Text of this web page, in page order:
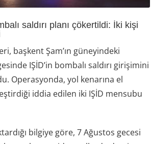
saldırı planı çökertildi: İki kişi
başkent Şam’ın güneyindeki
IŞİD’in bombalı saldırı girişimini
Operasyonda, yol kenarına el
iddia edilen iki IŞİD mensubu
bilgiye göre, 7 Ağustos gecesi